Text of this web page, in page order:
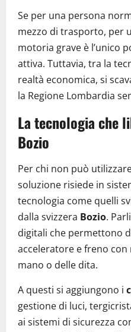
Se per una persona
mezzo di trasporto, per
motoria grave è l’unico
attiva. Tuttavia, tra la
realtà economica, si
la Regione Lombardia
La tecnologia che
Bozio
Per chi non può
soluzione risiede in
tecnologia come quelli
dalla svizzera Bozio.
digitali che permettono
acceleratore e freno
mano o delle dita.
A questi si aggiungono i
gestione di luci,
ai sistemi di sicurezza